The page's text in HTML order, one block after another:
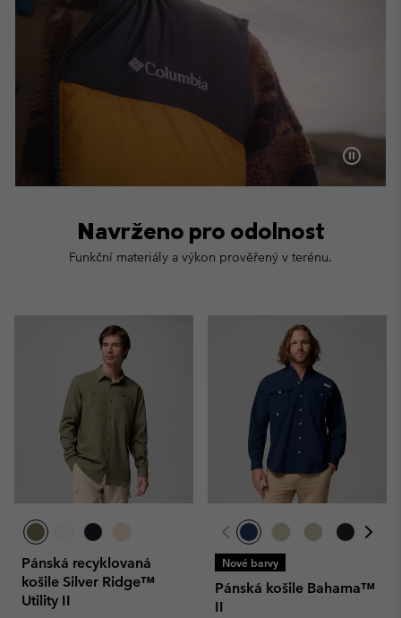
Navrženo pro odolnost
Funkční materiály a výkon prověřený v terénu.
Pánská recyklovaná
košile Silver Ridge™
Utility II
Nové barvy
Pánská košile Bahama™
II